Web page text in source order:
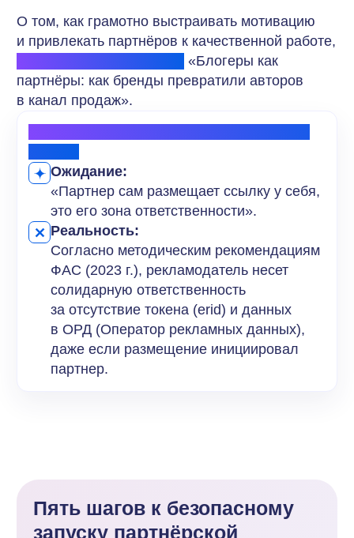
ИП или ООО.
Зачем:От статуса зависит
форма договора и налоговые
последствия.
Риск:ФНС тщательно
мониторит схемы оптимизации.
вашим штатным сотрудником
в последние два года. Если да,
налоговая с высокой
вероятностью
переквалифицирует договор
в трудовой.
Шаг 2.Чёткий договор
(возмездного оказания услуг или
агентский)
Типовой шаблон из интернета
безупречно прописаны три блока:
созданных партнером, к вашей
Конфиденциальность и non-
solicitation (соглашение